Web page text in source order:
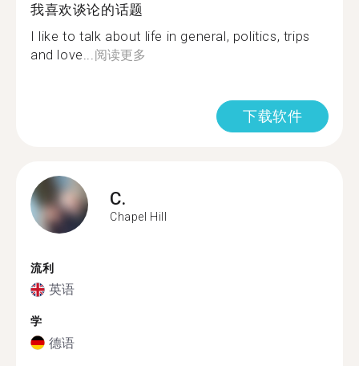
我喜欢谈论的话题
I like to talk about life in general, politics, trips
and love... 阅读更多
下载软件
C.
Chapel Hill
流利
英语
学
德语